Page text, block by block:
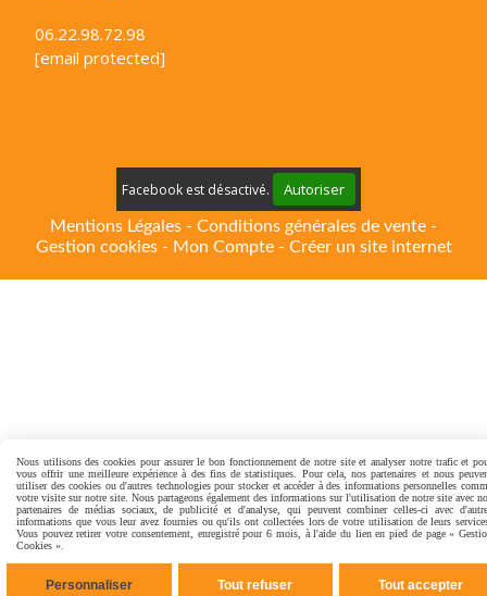
06.22.98.72.98
[email protected]
Facebook est désactivé. Autoriser
Mentions Légales
Conditions générales de vente
Gestion cookies
Mon Compte Créer un site internet
Nous utilisons des cookies pour assurer le bon fonctionnement de notre site et analyser notre trafic et
vous offrir une meilleure expérience à des fins de statistiques. Pour cela, nos partenaires et nous
utiliser des cookies ou d'autres technologies pour stocker et accéder à des informations personnelles
votre visite sur notre site. Nous partageons également des informations sur l'utilisation de notre site avec
partenaires de médias sociaux, de publicité et d'analyse, qui peuvent combiner celles-ci avec
informations que vous leur avez fournies ou qu'ils ont collectées lors de votre utilisation de leurs
Vous pouvez retirer votre consentement, enregistré pour 6 mois, à l'aide du lien en pied de page «
Cookies ».
Personnaliser Tout refuser Tout accepter